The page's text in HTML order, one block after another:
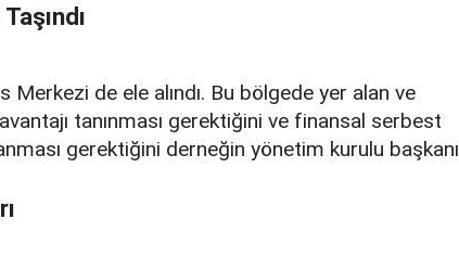
de ele alındı. Bu bölgede yer alan ve
tanınması gerektiğini ve finansal serbest
gerektiğini derneğin yönetim kurulu başkanı